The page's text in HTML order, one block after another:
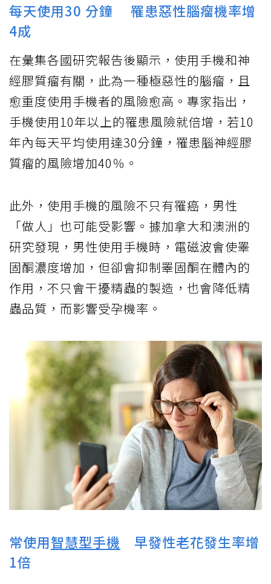
每天使用30 分鐘 罹患惡性腦瘤機率增
4成
在彙集各國研究報告後顯示，使用手機和神
經膠質瘤有關，此為一種極惡性的腦瘤，且
愈重度使用手機者的風險愈高。專家指出，
手機使用10年以上的罹患風險就倍增，若10
年內每天平均使用達30分鐘，罹患腦神經膠
質瘤的風險增加40％。
此外，使用手機的風險不只有罹癌，男性
「做人」也可能受影響。據加拿大和澳洲的
研究發現，男性使用手機時，電磁波會使睪
固酮濃度增加，但卻會抑制睪固酮在體內的
作用，不只會干擾精蟲的製造，也會降低精
蟲品質，而影響受孕機率。
常使用智慧型手機 早發性老花發生率增
1倍